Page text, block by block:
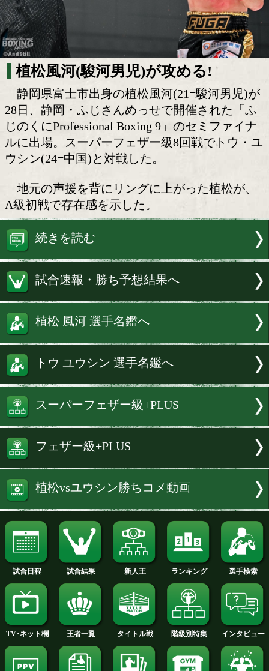
植松風河(駿河男児)が攻める!
静岡県富士市出身の植松風河(21=駿河
28日、静岡・ふじさんめっせで開催さ
じのくにProfessional Boxing 9」のセミ
ルに出場。スーパーフェザー級8回戦で
ウシン(24=中国)と対戦した。
地元の声援を背にリングに上がった植
A級初戦で存在感を示した。
続きを読む
植松 風河 選手名鑑へ
トウ ユウシン 選手名鑑へ
スーパーフェザー級+PLUS
フェザー級+PLUS